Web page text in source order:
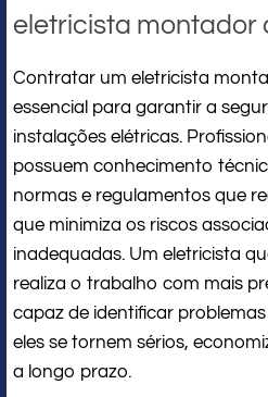
eletricista montador
Contratar um eletricista
essencial para garantir a
instalações elétricas.
possuem conhecimento
normas e regulamentos que
que minimiza os riscos
inadequadas. Um eletricista
realiza o trabalho com mais
capaz de identificar
eles se tornem sérios,
a longo prazo.